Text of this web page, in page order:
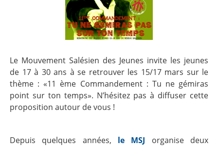
Le Mouvement Salésien des Jeunes invite les jeunes
de 17 à 30 ans à se retrouver les 15/17 mars sur le
thème : «11 ème Commandement : Tu ne gémiras
point sur ton temps». N’hésitez pas à diffuser cette
proposition autour de vous !
Depuis quelques années, le MSJ organise deux